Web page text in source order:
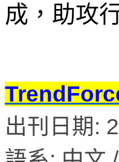
成，助攻
出刊日期: